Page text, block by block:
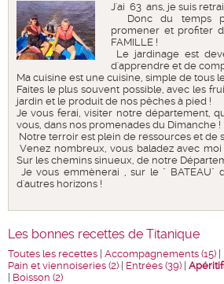
J'ai 63 ans, je suis
Donc du temps
promener et profiter
FAMILLE !
Le jardinage est
d'apprendre et de
Ma cuisine est une cuisine, simple de tous
Faites le plus souvent possible, avec les
jardin et le produit de nos pêches à pied !
Je vous ferai, visiter notre département,
vous, dans nos promenades du Dimanche !
Notre terroir est plein de ressources et de
Venez nombreux, vous baladez avec
Sur les chemins sinueux, de notre
Je vous emmènerai , sur le " BATEAU"
d'autres horizons !
Les bonnes recettes de Titanique
Toutes les recettes Accompagnements (15)
Pain et viennoiseries (2)
Entrées (39)
Boisson (2)